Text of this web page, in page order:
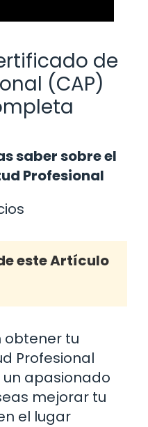
de
(CAP)
saber sobre el
Profesional
este Artículo
obtener tu
Profesional
un apasionado
mejorar tu
el lugar